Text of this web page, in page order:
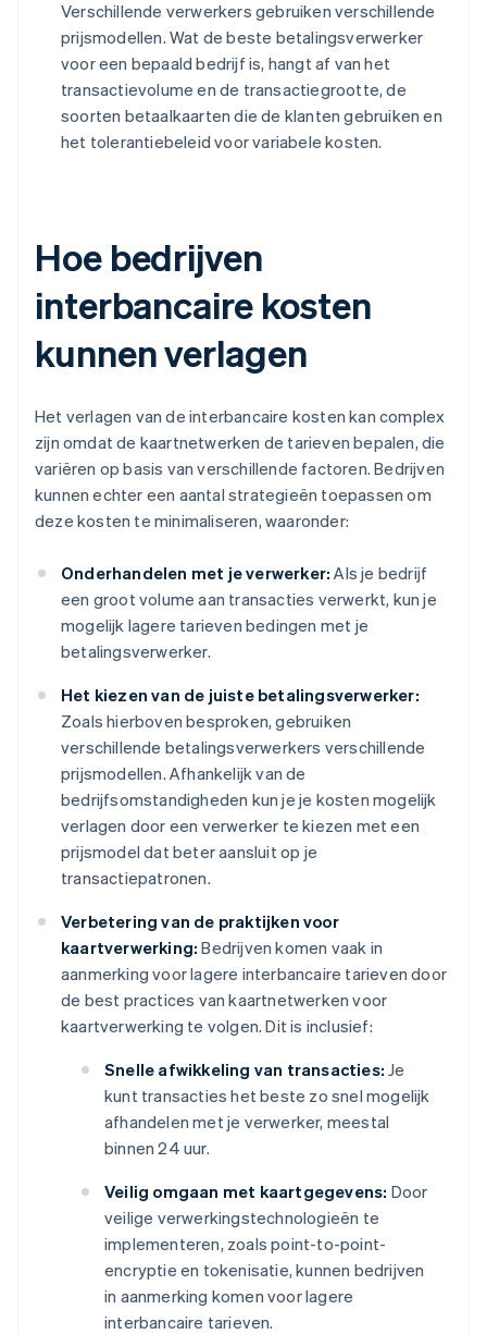
Verschillende verwerkers gebruiken verschillende
prijsmodellen. Wat de beste betalingsverwerker
voor een bepaald bedrijf is, hangt af van het
transactievolume en de transactiegrootte, de
soorten betaalkaarten die de klanten gebruiken en
het tolerantiebeleid voor variabele kosten.
Hoe bedrijven
interbancaire kosten
kunnen verlagen
Het verlagen van de interbancaire kosten kan complex
zijn omdat de kaartnetwerken de tarieven bepalen, die
variëren op basis van verschillende factoren. Bedrijven
kunnen echter een aantal strategieën toepassen om
deze kosten te minimaliseren, waaronder:
Onderhandelen met je verwerker: Als je bedrijf
een groot volume aan transacties verwerkt, kun je
mogelijk lagere tarieven bedingen met je
betalingsverwerker.
Het kiezen van de juiste betalingsverwerker:
Zoals hierboven besproken, gebruiken
verschillende betalingsverwerkers verschillende
prijsmodellen. Afhankelijk van de
bedrijfsomstandigheden kun je je kosten mogelijk
verlagen door een verwerker te kiezen met een
prijsmodel dat beter aansluit op je
transactiepatronen.
Verbetering van de praktijken voor
kaartverwerking: Bedrijven komen vaak in
aanmerking voor lagere interbancaire tarieven door
de best practices van kaartnetwerken voor
kaartverwerking te volgen. Dit is inclusief:
Snelle afwikkeling van transacties: Je
kunt transacties het beste zo snel mogelijk
afhandelen met je verwerker, meestal
binnen 24 uur.
Veilig omgaan met kaartgegevens: Door
veilige verwerkingstechnologieën te
implementeren, zoals point-to-point-
encryptie en tokenisatie, kunnen bedrijven
in aanmerking komen voor lagere
interbancaire tarieven.